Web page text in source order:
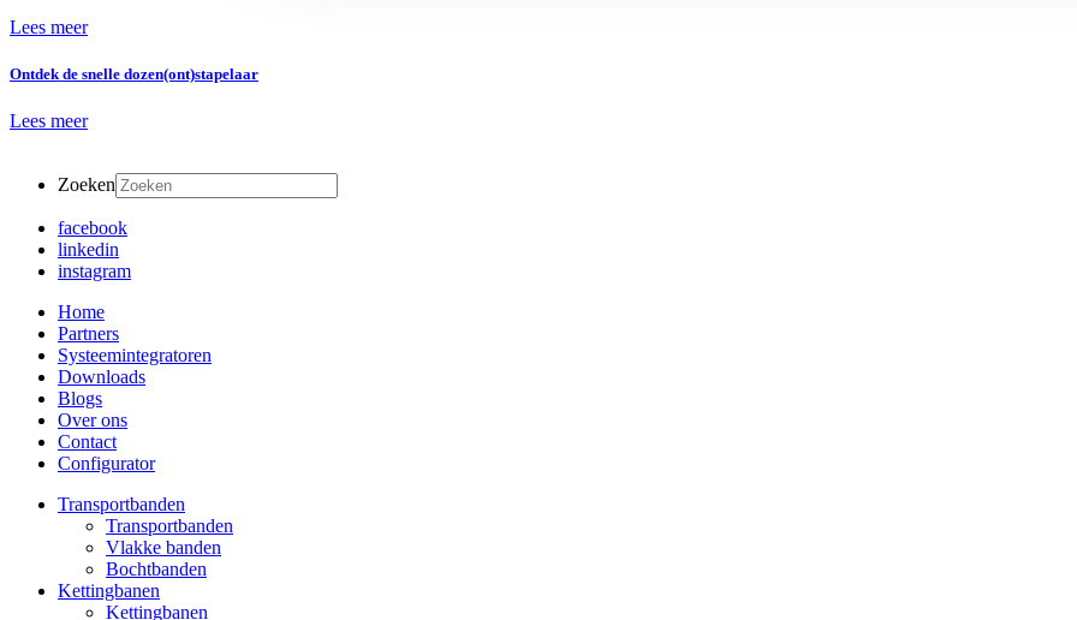
Lees meer
Ontdek de snelle dozen(ont)stapelaar
Lees meer
Zoeken
facebook
linkedin
instagram
Home
Partners
Systeemintegratoren
Downloads
Blogs
Over ons
Contact
Configurator
Transportbanden
Transportbanden
Vlakke banden
Bochtbanden
Kettingbanen
Kettingbanen